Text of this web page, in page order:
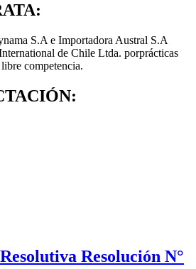
S.A e Importadora Austral S.A
de Chile Ltda. porprácticas
competencia.
Resolución N°